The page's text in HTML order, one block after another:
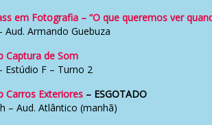
em Fotografia – “O que queremos ver
Aud. Armando Guebuza
Captura de Som
Estúdio F – Turno 2
Carros Exteriores – ESGOTADO
– Aud. Atlântico (manhã)